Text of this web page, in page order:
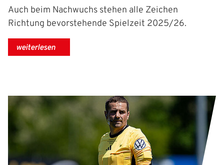
Auch beim Nachwuchs stehen alle Zeichen
Richtung bevorstehende Spielzeit 2025/26.
weiterlesen